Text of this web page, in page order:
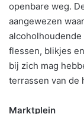
openbare weg.
aangewezen
flessen, blikjes
bij zich mag
terrassen van de
Marktplein